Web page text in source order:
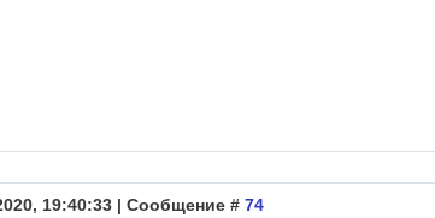
19:40:33 | Сообщение # 74